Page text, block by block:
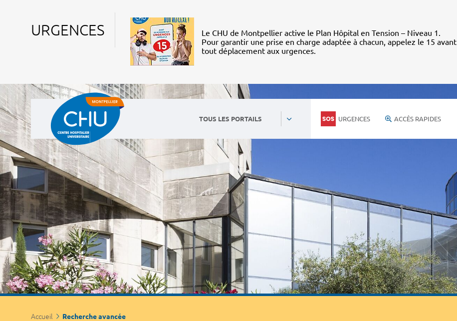
URGENCES
Le CHU de Montpellier active le Plan Hôpital en Tension – Niveau 1.
Pour garantir une prise en charge adaptée à chacun, appelez le 15 avant
tout déplacement aux urgences.
TOUS LES PORTAILS URGENCES ACCÈS RAPIDES
Accueil Recherche avancée